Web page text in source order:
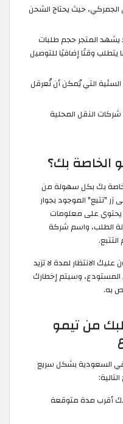
حيث يحتاج الشحن
يشهد المتجر حجم طلبات
وقتًا إضافيًا للتوصيل
التي يُمكن أن تُعرقل
النقل المحلية
الخاصة بك؟
بك بكل سهولة من
"تتبع" الموجود بجوار
على معلومات
الطلب، واسم شركة
الانتظار لمدة لا تزيد
وسيتم إخطارك
به.
من تيمو
السعودية بشكل سريع
أقرب مدة متوقعة